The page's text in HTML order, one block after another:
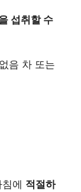
섭취할 수
음 차 또는
에 적절하